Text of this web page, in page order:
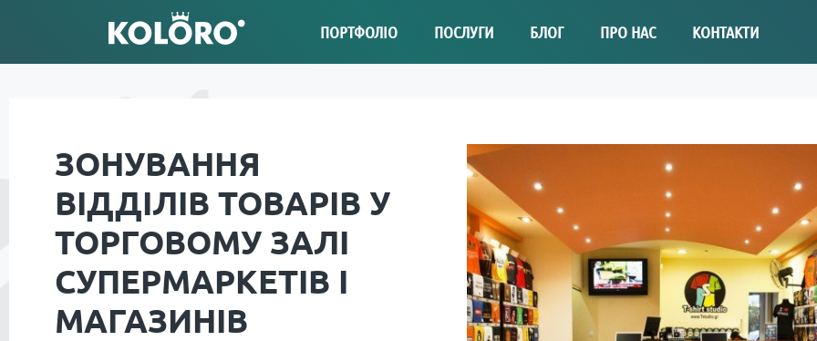
ПОРТФОЛІО ПОСЛУГИ БЛОГ ПРО НАС КОНТАКТИ
ЗОНУВАННЯ
ВІДДІЛІВ ТОВАРІВ У
ТОРГОВОМУ ЗАЛІ
СУПЕРМАРКЕТІВ І
МАГАЗИНІВ